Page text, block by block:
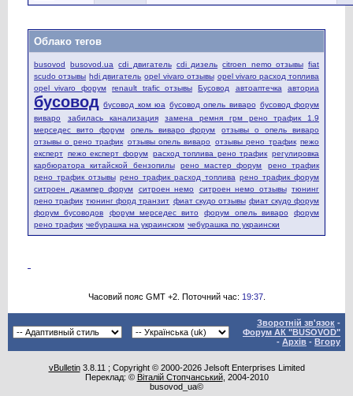
Облако тегов
busovod busovod.ua cdi двигатель cdi дизель citroen nemo отзывы fiat
scudo отзывы hdi двигатель opel vivaro отзывы opel vivaro расход топлива
opel vivaro форум
renault trafic отзывы Бусовод автоаптечка авториа
бусовод бусовод ком юа бусовод опель виваро бусовод форум
виваро
забилась канализация
замена ремня грм рено трафик 1.9
мерседес вито форум
опель виваро форум
отзывы о опель виваро
отзывы о рено трафик отзывы опель виваро отзывы рено трафик пежо
експерт пежо експерт форум расход топлива рено трафик регулировка
карбюратора китайской бензопилы
рено мастер форум
рено трафик
рено трафик отзывы рено трафик расход топлива рено трафик форум
ситроен джампер форум
ситроен немо ситроен немо отзывы тюнинг
рено трафик тюнинг форд транзит фиат скудо отзывы фиат скудо форум
форум бусоводов
форум мерседес вито форум опель виваро
форум
рено трафик чебурашка на украинском чебурашка по украински
Часовий пояс GMT +2. Поточний час: 19:37.
Зворотній зв'язок -
Форум АК "BUSOVOD"
- Архів - Вгору
vBulletin3.8.11 ; Copyright © 2000-2026 Jelsoft Enterprises Limited
Переклад: © Віталій Стопчанський, 2004-2010
busovod_ua©